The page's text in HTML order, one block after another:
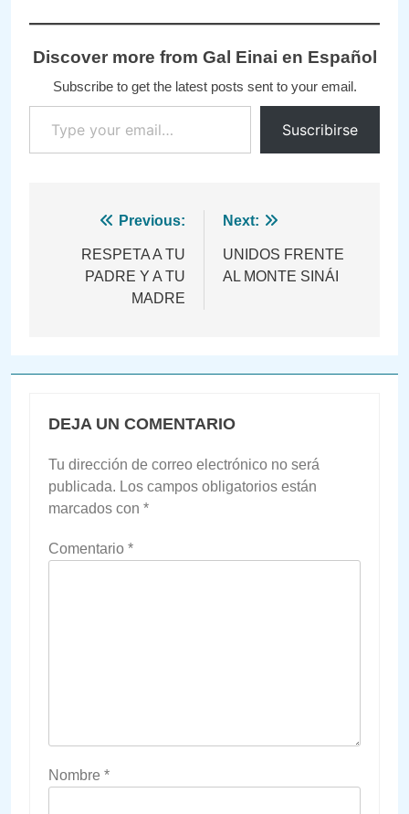
Discover more from Gal Einai en Español
Subscribe to get the latest posts sent to your email.
Type your email…
Suscribirse
Navegación
entradas
Previous:
RESPETA A TU
PADRE Y A TU
MADRE
Next:
UNIDOS FRENTE
AL MONTE SINÁI
DEJA UN COMENTARIO
Tu dirección de correo electrónico no será
publicada. Los campos obligatorios están
marcados con *
Comentario *
Nombre *